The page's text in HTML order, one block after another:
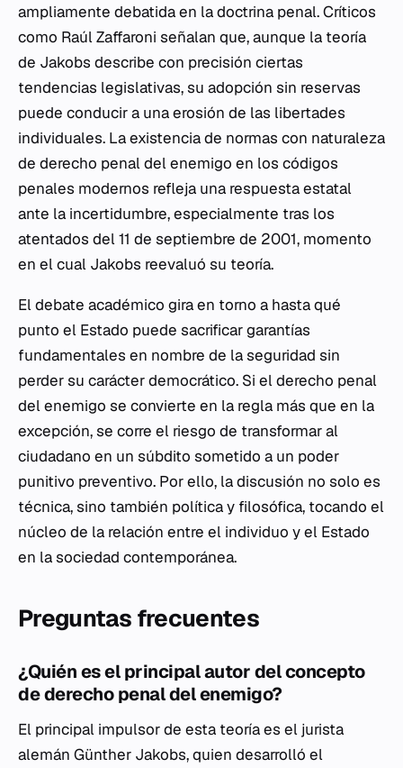
ampliamente debatida en la doctrina penal. Críticos
como Raúl Zaffaroni señalan que, aunque la teoría
de Jakobs describe con precisión ciertas
tendencias legislativas, su adopción sin reservas
puede conducir a una erosión de las libertades
individuales. La existencia de normas con naturaleza
de derecho penal del enemigo en los códigos
penales modernos refleja una respuesta estatal
ante la incertidumbre, especialmente tras los
atentados del 11 de septiembre de 2001, momento
en el cual Jakobs reevaluó su teoría.
El debate académico gira en torno a hasta qué
punto el Estado puede sacrificar garantías
fundamentales en nombre de la seguridad sin
perder su carácter democrático. Si el derecho penal
del enemigo se convierte en la regla más que en la
excepción, se corre el riesgo de transformar al
ciudadano en un súbdito sometido a un poder
punitivo preventivo. Por ello, la discusión no solo es
técnica, sino también política y filosófica, tocando el
núcleo de la relación entre el individuo y el Estado
en la sociedad contemporánea.
Preguntas frecuentes
¿Quién es el principal autor del concepto
de derecho penal del enemigo?
El principal impulsor de esta teoría es el jurista
alemán Günther Jakobs, quien desarrolló el